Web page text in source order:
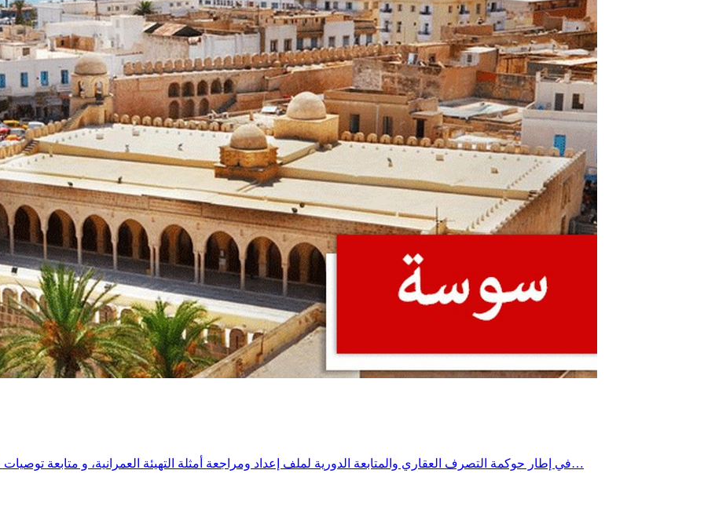
في إطار حوكمة التصرف العقاري والمتابعة الدورية لملف إعداد ومراجعة أمثلة التهيئة العمرانية، و متابعة توصيات جلسة 25 ماي 2026، أشرف السيد سفيان التنفوري، والي سوسة، يوم…